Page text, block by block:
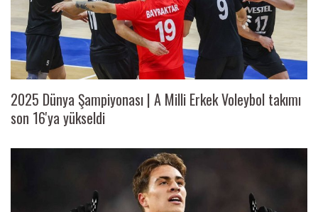
2025 Dünya Şampiyonası | A Milli Erkek Voleybol takımı
son 16'ya yükseldi